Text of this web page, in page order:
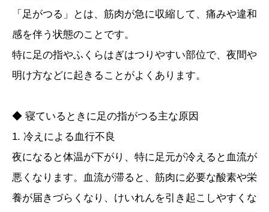
「足がつる」とは、筋肉が急に収縮して、痛みや違和
感を伴う状態のことです。
特に足の指やふくらはぎはつりやすい部位で、夜間や
明け方などに起きることがよくあります。
◆ 寝ているときに足の指がつる主な原因
1. 冷えによる血行不良
夜になると体温が下がり、特に足元が冷えると血流が
悪くなります。血流が滞ると、筋肉に必要な酸素や栄
養が届きづらくなり、けいれんを引き起こしやすくな